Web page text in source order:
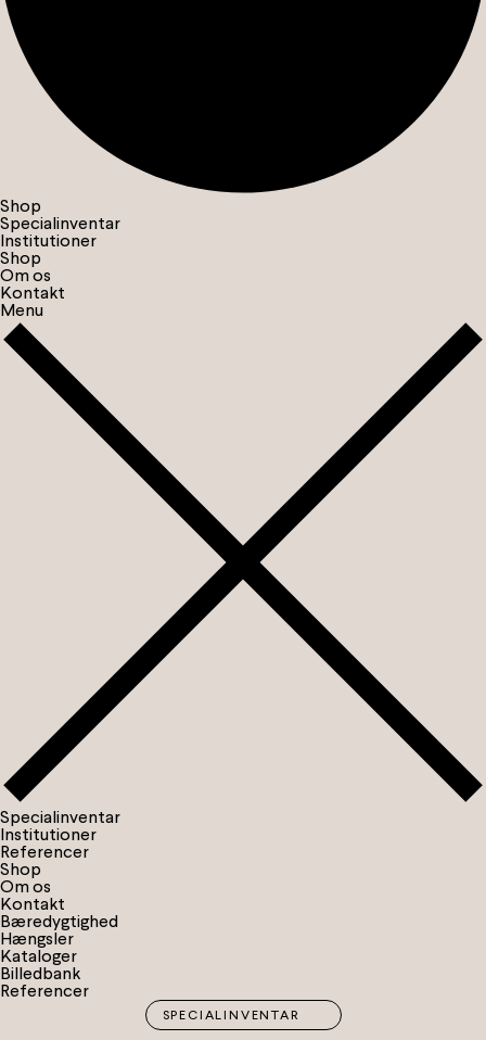
Shop
Specialinventar
Institutioner
Shop
Om os
Kontakt
Menu
Specialinventar
Institutioner
Referencer
Shop
Om os
Kontakt
Bæredygtighed
Hængsler
Kataloger
Billedbank
Referencer
SPECIALINVENTAR